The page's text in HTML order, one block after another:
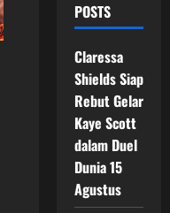
POSTS
Claressa
Shields Siap
Rebut Gelar
Kaye Scott
dalam Duel
Dunia 15
Agustus